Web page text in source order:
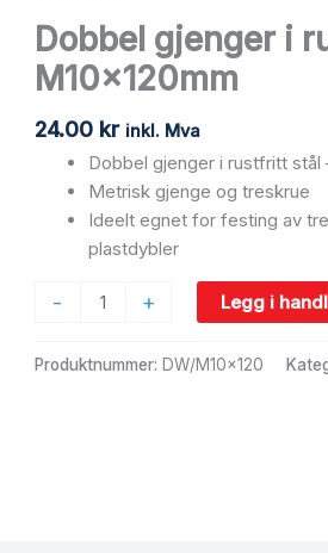
Dobbel gjenger i
M10x120mm
24.00 kr inkl. Mva
Dobbel gjenger i rustfritt stål
Metrisk gjenge og treskrue
Ideelt egnet for festing av
plastdybler
-
rustfritt
stål
M10x120mm
antall
+ Legg i
Produktnummer: DW/M10x120